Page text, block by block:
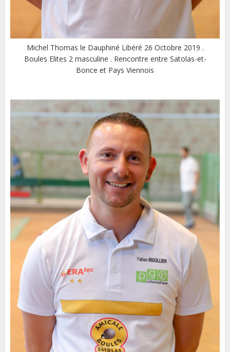
Michel Thomas le Dauphiné Libéré 26 Octobre 2019 .
Boules Elites 2 masculine . Rencontre entre Satolas-et-
Bonce et Pays Viennois